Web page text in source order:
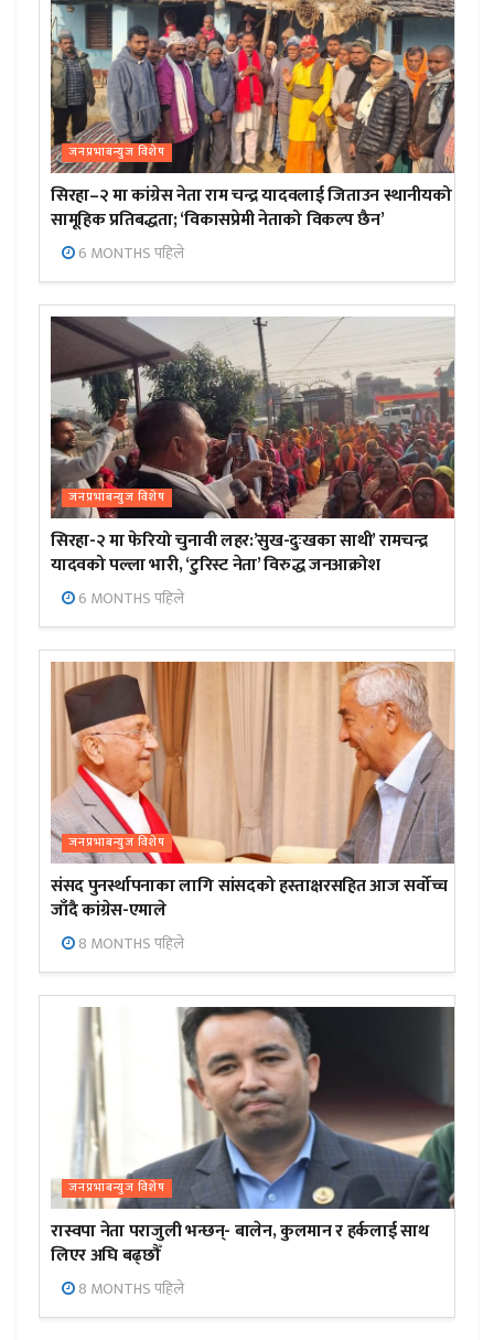
जनप्रभाबन्युज विशेष
सिरहा–२ मा कांग्रेस नेता राम चन्द्र यादवलाई जिताउन स्थानीयको
सामूहिक प्रतिबद्धता; ‘विकासप्रेमी नेताको विकल्प छैन’
6 MONTHS पहिले
जनप्रभाबन्युज विशेष
सिरहा-२ मा फेरियो चुनावी लहर:’सुख-दुःखका साथी’ रामचन्द्र
यादवको पल्ला भारी, ‘टुरिस्ट नेता’ विरुद्ध जनआक्रोश
6 MONTHS पहिले
जनप्रभाबन्युज विशेष
संसद पुनर्स्थापनाका लागि सांसदको हस्ताक्षरसहित आज सर्वोच्च
जाँदै कांग्रेस-एमाले
8 MONTHS पहिले
जनप्रभाबन्युज विशेष
रास्वपा नेता पराजुली भन्छन्- बालेन, कुलमान र हर्कलाई साथ
लिएर अघि बढ्छौँ
8 MONTHS पहिले